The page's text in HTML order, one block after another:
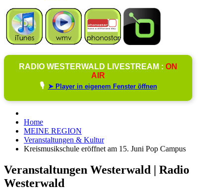
RADIO WESTERWALD LIVESTREAM : ON
AIR
🎙️ ➤ Player in eigenem Fenster öffnen
Home
MEINE REGION
Veranstaltungen & Kultur
Kreismusikschule eröffnet am 15. Juni Pop Campus
Veranstaltungen Westerwald | Radio
Westerwald